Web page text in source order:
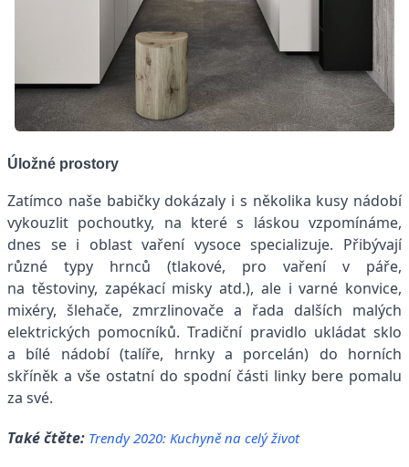
Úložné prostory
Zatímco naše babičky dokázaly i s několika kusy nádobí
vykouzlit pochoutky, na které s láskou vzpomínáme,
dnes se i oblast vaření vysoce specializuje. Přibývají
různé typy hrnců (tlakové, pro vaření v páře,
na těstoviny, zapékací misky atd.), ale i varné konvice,
mixéry, šlehače, zmrzlinovače a řada dalších malých
elektrických pomocníků. Tradiční pravidlo ukládat sklo
a bílé nádobí (talíře, hrnky a porcelán) do horních
skříněk a vše ostatní do spodní části linky bere pomalu
za své.
Také čtěte: Trendy 2020: Kuchyně na celý život